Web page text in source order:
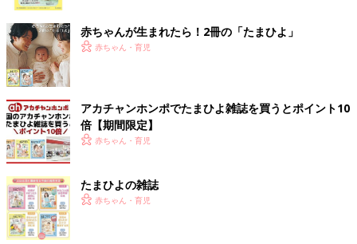
to.mo.228さんが購入したのは「いちごのレアチーズ」。レアチ
ーズムースは爽やかな酸味で甘さも控えめ、いちごのレアチーズ
ムースは苺のまろやかな酸味がとても上品だったそう。こちらは
237円（税込）のようです。
セブンイレブンで買いたい！おすすめセ
ブンカフェ5選
食べたくなるようなスイーツやパンなどがある
セブンカフェ。今回はおすすめのセブンカフェ
セブンイレブンのいちごスイーツをご紹介しました。いちごをし
赤ちゃんが生まれたら！2冊の「たまひよ」
赤ちゃん・育児
アカチャンホンポでたまひよ雑誌を買うとポイント10
倍【期間限定】
赤ちゃん・育児
たまひよの雑誌
赤ちゃん・育児